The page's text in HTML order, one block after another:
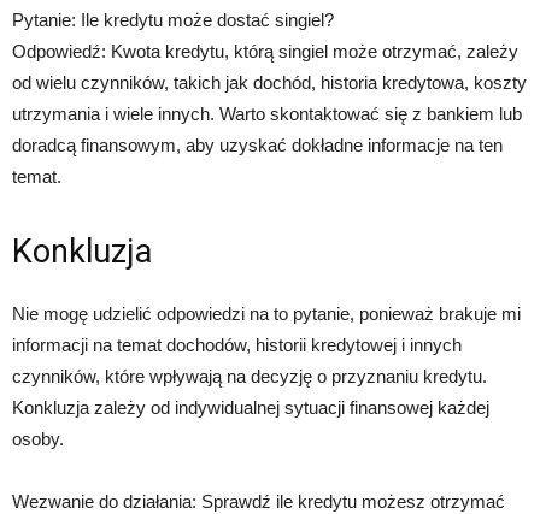
Pytanie: Ile kredytu może dostać singiel?
Odpowiedź: Kwota kredytu, którą singiel może otrzymać, zależy
od wielu czynników, takich jak dochód, historia kredytowa, koszty
utrzymania i wiele innych. Warto skontaktować się z bankiem lub
doradcą finansowym, aby uzyskać dokładne informacje na ten
temat.
Konkluzja
Nie mogę udzielić odpowiedzi na to pytanie, ponieważ brakuje mi
informacji na temat dochodów, historii kredytowej i innych
czynników, które wpływają na decyzję o przyznaniu kredytu.
Konkluzja zależy od indywidualnej sytuacji finansowej każdej
osoby.
Wezwanie do działania: Sprawdź ile kredytu możesz otrzymać